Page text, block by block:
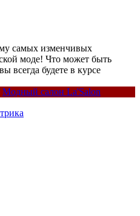
самых изменчивых
моде! Что может быть
всегда будете в курсе
Модный салон La'Salon